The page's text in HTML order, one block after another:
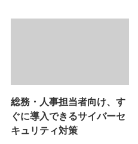
総務・人事担当者向け、す
ぐに導入できるサイバーセ
キュリティ対策